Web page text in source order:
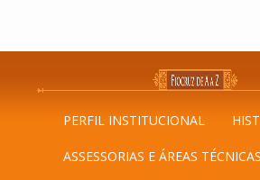
PERFIL INSTITUCIONAL
ASSESSORIAS E ÁREAS TÉCNICAS